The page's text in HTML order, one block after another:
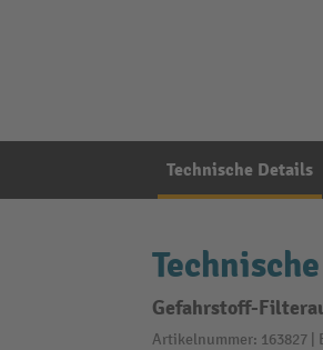
Technische Details
Gefahrstoff-
Artikelnummer: 163827 |